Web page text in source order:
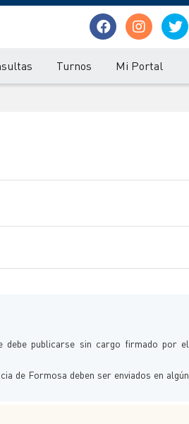
Turnos Mi Portal
debe publicarse sin cargo firmado por el
de Formosa deben ser enviados en algún